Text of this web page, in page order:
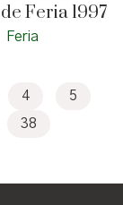
Feria 1997
Feria
4
5
38